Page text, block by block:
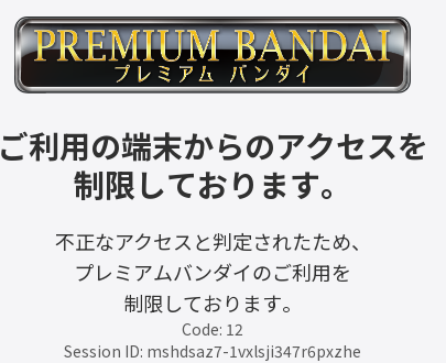
ご利用の端末からのアクセスを
制限しております。
不正なアクセスと判定されたため、
プレミアムバンダイのご利用を
制限しております。
Code: 12
Session ID: mshdsaz7-1vxlsji347r6pxzhe